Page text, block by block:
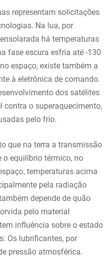
representam solicitações
Na lua, por
há temperaturas
fase escura esfria até -130
espaço, existe também a
à eletrônica de comando.
dos satélites
contra o superaquecimento,
pelo frio.
que na terra a transmissão
o equilíbrio térmico, no
temperaturas acima
pela radiação
depende de quão
pelo material
influência sobre o estado
Os lubrificantes, por
pressão atmosférica.